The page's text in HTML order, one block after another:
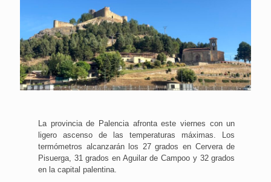
La provincia de Palencia afronta este viernes con un
ligero ascenso de las temperaturas máximas. Los
termómetros alcanzarán los 27 grados en Cervera de
Pisuerga, 31 grados en Aguilar de Campoo y 32 grados
en la capital palentina.